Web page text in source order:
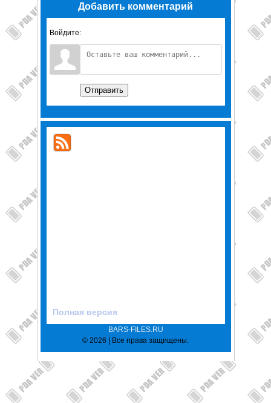
Добавить комментарий
Войдите:
Отправить
Полная версия
BARS-FILES.RU
© 2026 | Все права защищены.